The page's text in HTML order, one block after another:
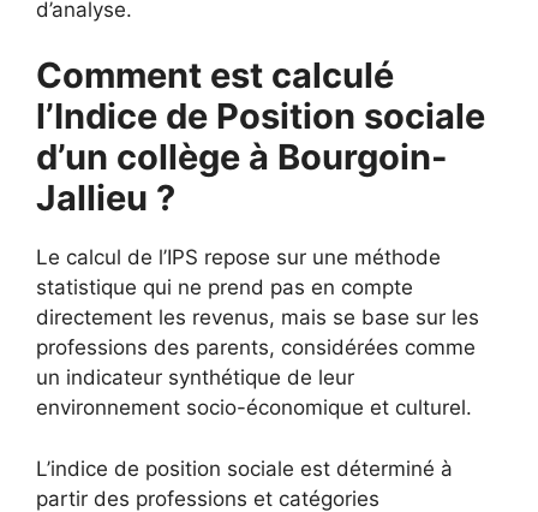
d’analyse.
Comment est calculé
l’Indice de Position sociale
d’un collège à Bourgoin-
Jallieu ?
Le calcul de l’IPS repose sur une méthode
statistique qui ne prend pas en compte
directement les revenus, mais se base sur les
professions des parents, considérées comme
un indicateur synthétique de leur
environnement socio-économique et culturel.
L’indice de position sociale est déterminé à
partir des professions et catégories